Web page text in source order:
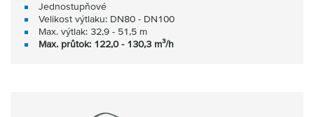
Jednostupňové
Velikost výtlaku: DN80 - DN100
Max. výtlak: 32,9 - 51,5 m
Max. průtok: 122,0 - 130,3 m³/h